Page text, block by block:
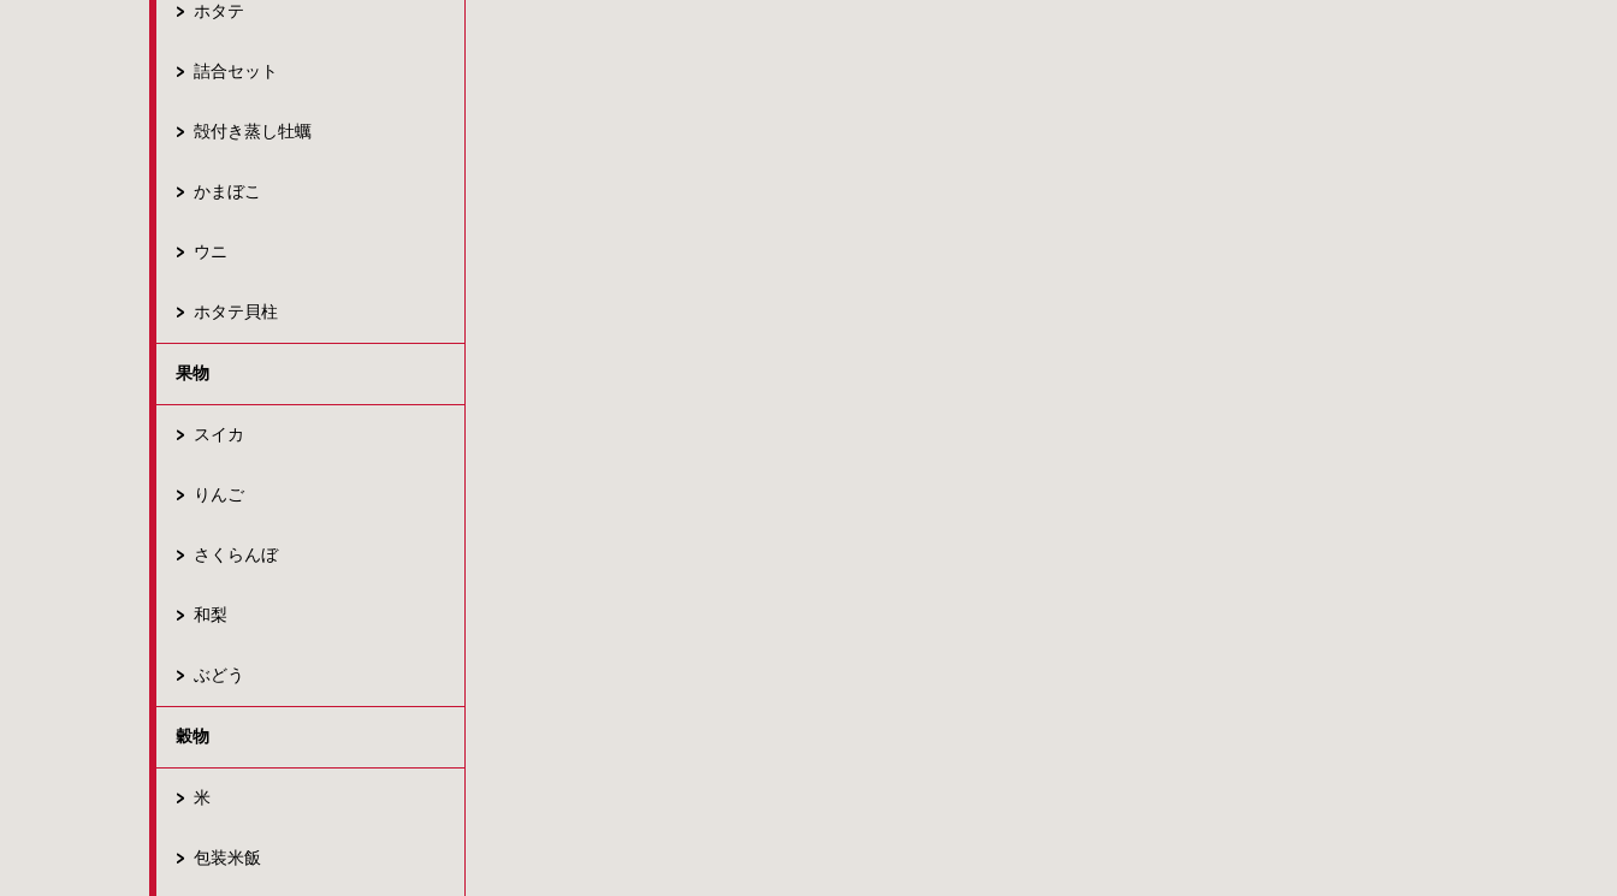
ホタテ
詰合セット
殻付き蒸し牡蠣
かまぼこ
ウニ
ホタテ貝柱
果物
スイカ
りんご
さくらんぼ
和梨
ぶどう
穀物
米
包装米飯